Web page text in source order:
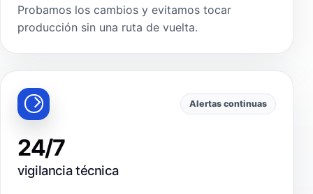
Probamos los cambios y evitamos tocar
producción sin una ruta de vuelta.
Alertas continuas
24/7
vigilancia técnica